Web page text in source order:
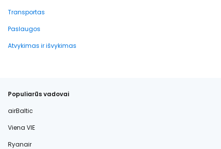
Transportas
Paslaugos
Atvykimas ir išvykimas
Populiarūs vadovai
airBaltic
Viena VIE
Ryanair